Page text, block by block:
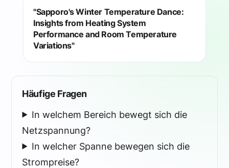
"Sapporo's Winter Temperature Dance:
Insights from Heating System
Performance and Room Temperature
Variations"
Häufige Fragen
In welchem Bereich bewegt sich die
Netzspannung?
In welcher Spanne bewegen sich die
Strompreise?